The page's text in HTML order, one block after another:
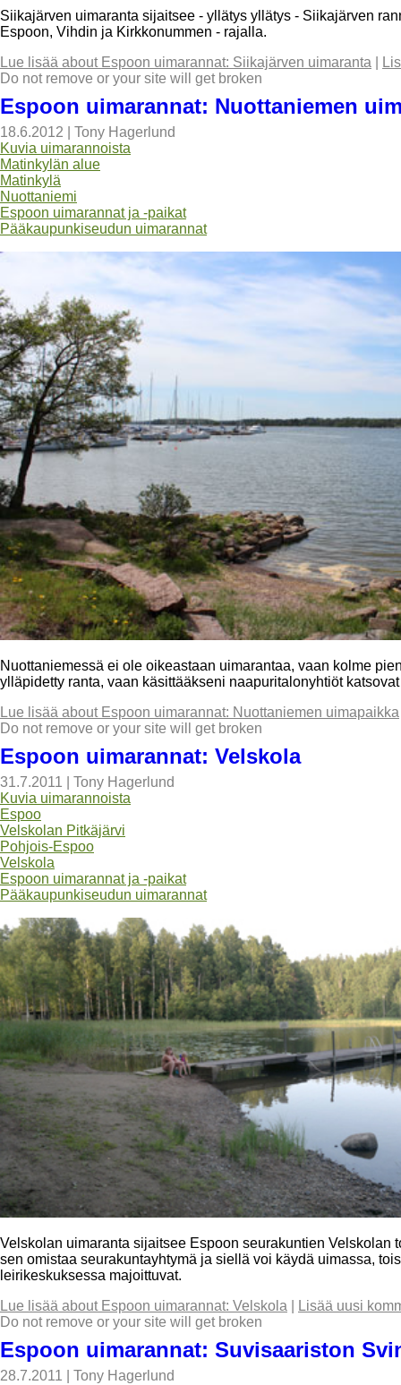
Siikajärven uimaranta sijaitsee - yllätys yllätys - Siikajärven
Espoon, Vihdin ja Kirkkonummen - rajalla.
Lue lisää about Espoon uimarannat: Siikajärven uimaranta
Do not remove or your site will get broken
Espoon uimarannat: Nuottaniemen
18.6.2012
Tony Hagerlund
Kuvia uimarannoista
Matinkylän alue
Matinkylä
Nuottaniemi
Espoon uimarannat ja -paikat
Pääkaupunkiseudun uimarannat
Nuottaniemessä ei ole oikeastaan uimarantaa, vaan kolme
ylläpidetty ranta, vaan käsittääkseni naapuritalonyhtiöt
Lue lisää about Espoon uimarannat: Nuottaniemen uimapaikka
Do not remove or your site will get broken
Espoon uimarannat: Velskola
31.7.2011
Tony Hagerlund
Kuvia uimarannoista
Espoo
Velskolan Pitkäjärvi
Pohjois-Espoo
Velskola
Espoon uimarannat ja -paikat
Pääkaupunkiseudun uimarannat
Velskolan uimaranta sijaitsee Espoon seurakuntien
sen omistaa seurakuntayhtymä ja siellä voi käydä uimassa,
leirikeskuksessa majoittuvat.
Lue lisää about Espoon uimarannat: Velskola
Lisää uusi
Do not remove or your site will get broken
Espoon uimarannat: Suvisaariston
28.7.2011
Tony Hagerlund